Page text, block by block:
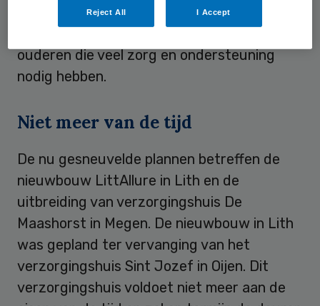
Het restant zal zoveel als mogelijk worden
ouderen die veel zorg en ondersteuning
nodig hebben.
Niet meer van de tijd
De nu gesneuvelde plannen betreffen de
nieuwbouw LittAllure in Lith en de
uitbreiding van verzorgingshuis De
Maashorst in Megen. De nieuwbouw in Lith
was gepland ter vervanging van het
verzorgingshuis Sint Jozef in Oijen. Dit
verzorgingshuis voldoet niet meer aan de
Reject All I Accept